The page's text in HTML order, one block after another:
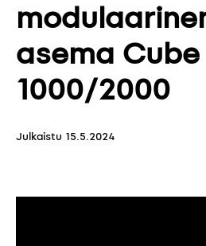
asema Cube
1000/2000
Julkaistu 15.5.2024